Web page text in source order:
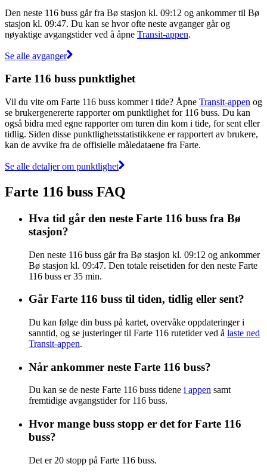
Den neste 116 buss går fra Bø stasjon kl. 09:12 og ankommer til Bø
stasjon kl. 09:47. Du kan se hvor ofte neste avganger går og
nøyaktige avgangstider ved å åpne Transit-appen.
Se alle avganger
Farte 116 buss punktlighet
Vil du vite om Farte 116 buss kommer i tide? Åpne Transit-appen og
se brukergenererte rapporter om punktlighet for 116 buss. Du kan
også bidra med egne rapporter om turen din kom i tide, for sent eller
tidlig. Siden disse punktlighetsstatistikkene er rapportert av brukere,
kan de avvike fra de offisielle måledataene fra Farte.
Se alle detaljer om punktlighet
Farte 116 buss FAQ
Hva tid går den neste Farte 116 buss fra Bø
stasjon?
Den neste 116 buss går fra Bø stasjon kl. 09:12 og ankommer
Bø stasjon kl. 09:47. Den totale reisetiden for den neste Farte
116 buss er 35 min.
Går Farte 116 buss til tiden, tidlig eller sent?
Du kan følge din buss på kartet, overvåke oppdateringer i
sanntid, og se justeringer til Farte 116 rutetider ved å laste ned
Transit-appen.
Når ankommer neste Farte 116 buss?
Du kan se de neste Farte 116 buss tidene i appen samt
fremtidige avgangstider for 116 buss.
Hvor mange buss stopp er det for Farte 116
buss?
Det er 20 stopp på Farte 116 buss.